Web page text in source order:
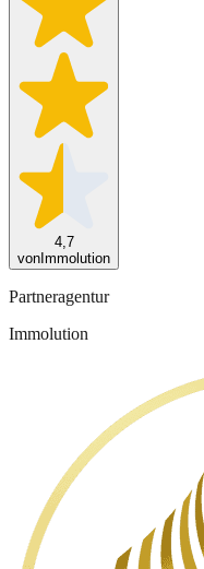
4,7
vonImmolution
Partneragentur
Immolution